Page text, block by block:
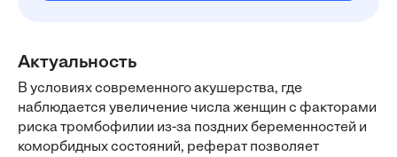
Актуальность
В условиях современного акушерства, где
наблюдается увеличение числа женщин с факторами
риска тромбофилии из-за поздних беременностей и
коморбидных состояний, реферат позволяет